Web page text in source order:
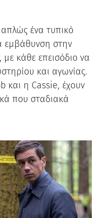
απλώς ένα τυπικό
εμβάθυνση στην
κάθε επεισόδιο να
και αγωνίας.
και η Cassie, έχουν
που σταδιακά